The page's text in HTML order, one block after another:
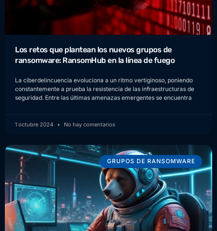
Los retos que plantean los nuevos grupos de
ransomware: RansomHub en la línea de fuego
La ciberdelincuencia evoluciona a un ritmo vertiginoso, poniendo
constantemente a prueba la resistencia de las infraestructuras de
seguridad. Entre las últimas amenazas emergentes se encuentra
1 octubre 2024 No hay comentarios
GRUPOS DE RANSOMWARE